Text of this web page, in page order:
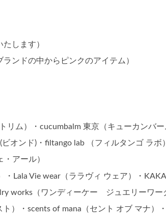
します）
ンドの中からピンクのアイテム）
リム）・cucumbalm 東京（キューカンバー
オンド)・filtango lab （フィルタンゴ ラボ
アール）
・Lala Vie wear（ララヴィ ウェア）・
works（ワンディーケー ジュエリーワー
）・scents of mana（セント オブ マナ）・